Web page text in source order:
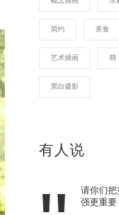
简约 美食
艺术插画 萌
黑白摄影
有人说
请你们
强更重要